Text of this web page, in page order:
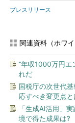
プレスリリース
関連資料（ホワイ
“年収1000万円エ
れだ
国税庁の次世代
応すべき変更点と
「生成AI活用」
境で得た成果は?